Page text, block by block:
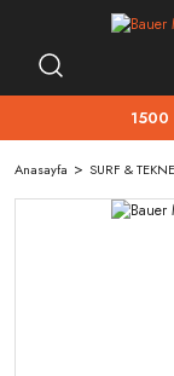
1500
Anasayfa SURF & TEKNE